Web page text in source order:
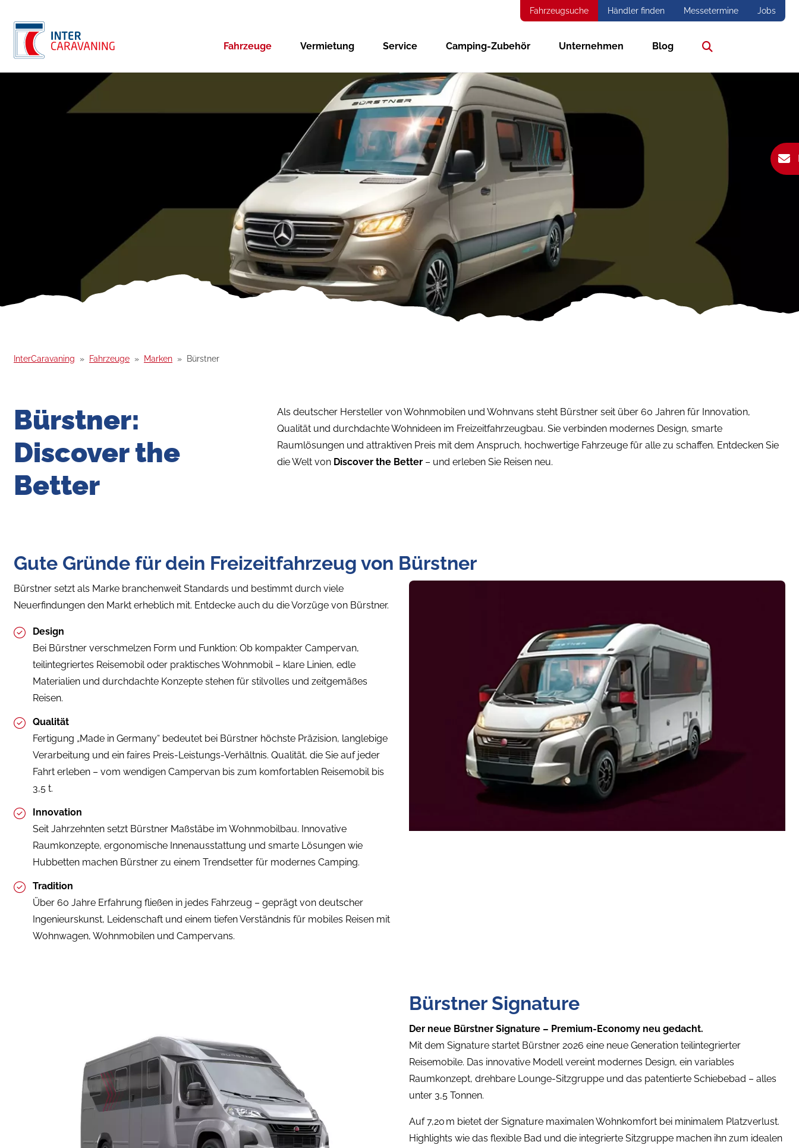
Fahrzeugsuche Händler finden Messetermine Jobs
Fahrzeuge Vermietung Service Camping-Zubehör Unternehmen Blog
InterCaravaning Fahrzeuge Marken Bürstner
Bürstner:
Discover the
Better
Als deutscher Hersteller von Wohnmobilen und Wohnvans steht Bürstner seit über 60 Jahren für Innovation,
Qualität und durchdachte Wohnideen im Freizeitfahrzeugbau. Sie verbinden modernes Design, smarte
Raumlösungen und attraktiven Preis mit dem Anspruch, hochwertige Fahrzeuge für alle zu schaffen. Entdecken Sie
die Welt von Discover the Better – und erleben Sie Reisen neu.
Gute Gründe für dein Freizeitfahrzeug von Bürstner
Bürstner setzt als Marke branchenweit Standards und bestimmt durch viele
Neuerfindungen den Markt erheblich mit. Entdecke auch du die Vorzüge von Bürstner.
Design
Bei Bürstner verschmelzen Form und Funktion: Ob kompakter Campervan,
teilintegriertes Reisemobil oder praktisches Wohnmobil – klare Linien, edle
Materialien und durchdachte Konzepte stehen für stilvolles und zeitgemäßes
Reisen.
Qualität
Fertigung „Made in Germany“ bedeutet bei Bürstner höchste Präzision, langlebige
Verarbeitung und ein faires Preis-Leistungs-Verhältnis. Qualität, die Sie auf jeder
Fahrt erleben – vom wendigen Campervan bis zum komfortablen Reisemobil bis
3,5 t.
Innovation
Seit Jahrzehnten setzt Bürstner Maßstäbe im Wohnmobilbau. Innovative
Raumkonzepte, ergonomische Innenausstattung und smarte Lösungen wie
Hubbetten machen Bürstner zu einem Trendsetter für modernes Camping.
Tradition
Über 60 Jahre Erfahrung fließen in jedes Fahrzeug – geprägt von deutscher
Ingenieurskunst, Leidenschaft und einem tiefen Verständnis für mobiles Reisen mit
Wohnwagen, Wohnmobilen und Campervans.
Bürstner Signature
Der neue Bürstner Signature – Premium-Economy neu gedacht.
Mit dem Signature startet Bürstner 2026 eine neue Generation teilintegrierter
Reisemobile. Das innovative Modell vereint modernes Design, ein variables
Raumkonzept, drehbare Lounge-Sitzgruppe und das patentierte Schiebebad – alles
unter 3,5 Tonnen.
Auf 7,20 m bietet der Signature maximalen Wohnkomfort bei minimalem Platzverlust.
Highlights wie das flexible Bad und die integrierte Sitzgruppe machen ihn zum idealen